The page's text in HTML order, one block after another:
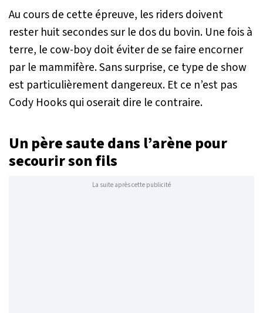
Au cours de cette épreuve, les riders doivent
rester huit secondes sur le dos du bovin. Une fois à
terre, le cow-boy doit éviter de se faire encorner
par le mammifère. Sans surprise, ce type de show
est particulièrement dangereux. Et ce n’est pas
Cody Hooks qui oserait dire le contraire.
Un père saute dans l’arène pour
secourir son fils
La suite après cette publicité